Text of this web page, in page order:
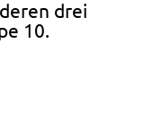
drei
10.